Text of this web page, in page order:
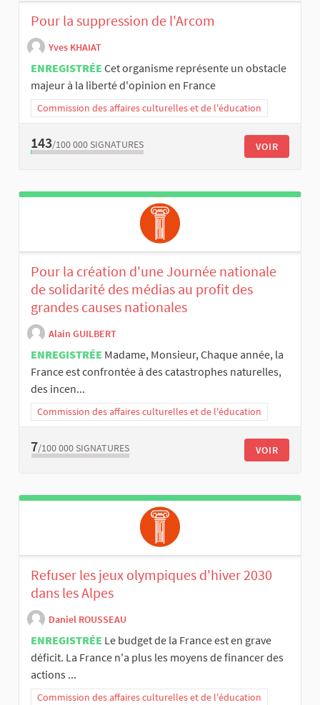
Pour la suppression de l'Arcom
Yves KHAIAT
ENREGISTRÉE Cet organisme représente un obstacle
majeur à la liberté d'opinion en France
Commission des affaires culturelles et de l'éducation
143/100 000 SIGNATURES VOIR
Pour la création d'une Journée nationale
de solidarité des médias au profit des
grandes causes nationales
Alain GUILBERT
ENREGISTRÉE Madame, Monsieur, Chaque année, la
France est confrontée à des catastrophes naturelles,
des incen...
Commission des affaires culturelles et de l'éducation
7/100 000 SIGNATURES VOIR
Refuser les jeux olympiques d'hiver 2030
dans les Alpes
Daniel ROUSSEAU
ENREGISTRÉE Le budget de la France est en grave
déficit. La France n'a plus les moyens de financer des
actions ...
Commission des affaires culturelles et de l'éducation